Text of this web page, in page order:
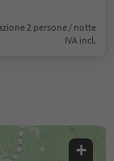
2 persone / notte
IVA incl.
+